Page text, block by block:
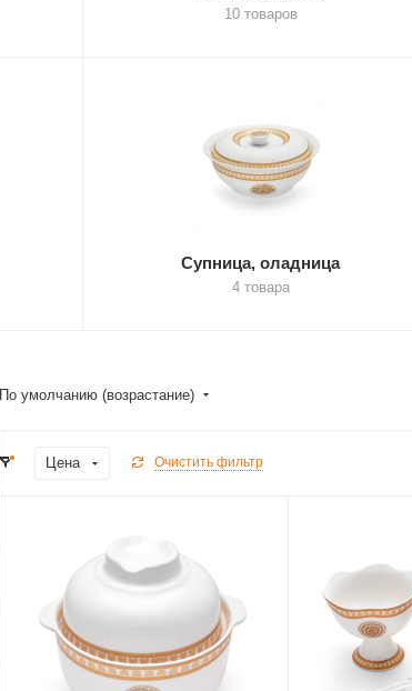
10 товаров
Супница, оладница
4 товара
По умолчанию (возрастание)
Цена Очистить фильтр